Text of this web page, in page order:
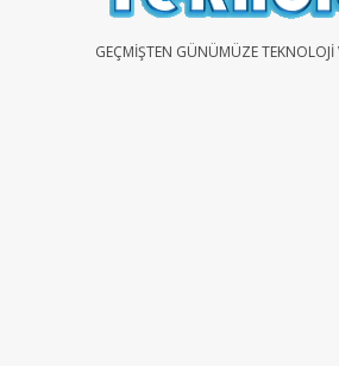
FREEGEÇMIŞTEN GÜNÜMÜZE TEKNOLOJI